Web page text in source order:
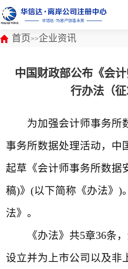
首页>>企业资讯
中国财政部公布《会
行办法（征
为加强会计师事务所
事务所数据处理活动，中
起草《会计师事务所数据
稿)》(以下简称《办法》)
法》。
《办法》共5章36条，
设立并为上市公司以及非